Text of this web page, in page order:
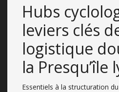
Hubs
leviers clés
logistique
la Presqu’île
Essentiels à la structuration